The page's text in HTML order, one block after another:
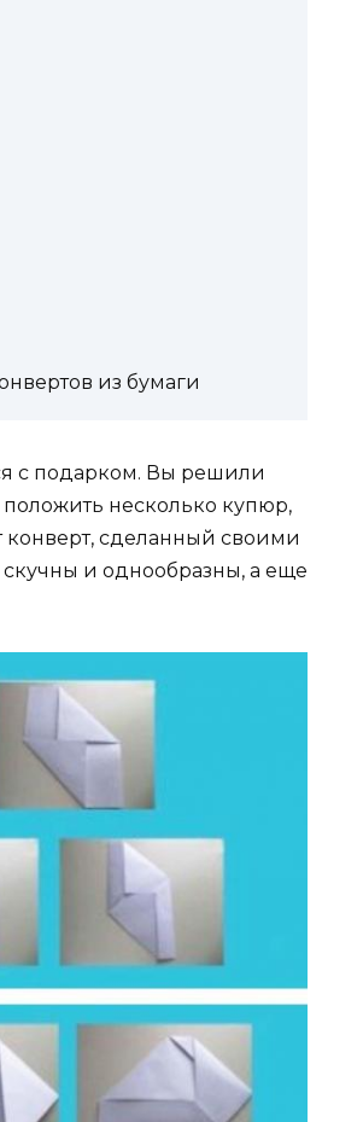
из бумаги
с подарком. Вы решили
несколько купюр,
конверт, сделанный своими
и однообразны, а еще